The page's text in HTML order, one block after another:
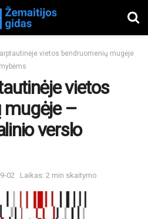
vietos bendruomenių mugėje
vietos
mugėje –
verslo
02 Laikas: 2 min skaitymo